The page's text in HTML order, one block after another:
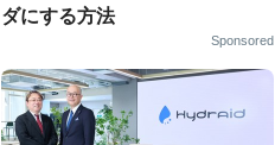
ダにする方法
Sponsored